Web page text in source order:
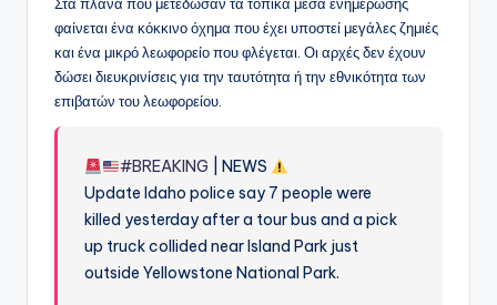
Στα πλάνα που μετέδωσαν τα τοπικά μέσα ενημέρωσης
φαίνεται ένα κόκκινο όχημα που έχει υποστεί μεγάλες ζημιές
και ένα μικρό λεωφορείο που φλέγεται. Οι αρχές δεν έχουν
δώσει διευκρινίσεις για την ταυτότητα ή την εθνικότητα των
επιβατών του λεωφορείου.
#BREAKING | NEWS
Update Idaho police say 7 people were
killed yesterday after a tour bus and a pick
up truck collided near Island Park just
outside Yellowstone National Park.